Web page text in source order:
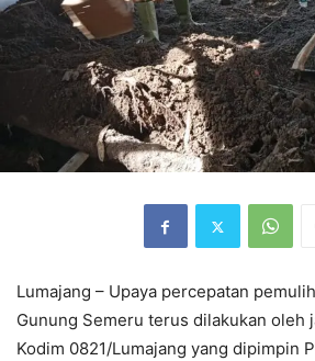
Lumajang – Upaya percepatan
Gunung Semeru terus dilakukan oleh
Kodim 0821/Lumajang yang dipimpin